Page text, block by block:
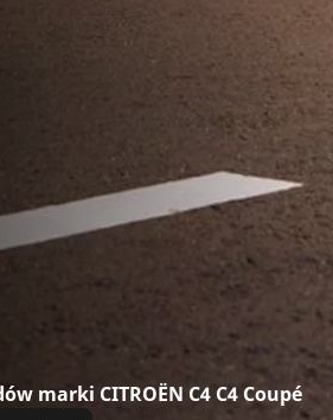
marki CITROËN C4 C4 Coupé